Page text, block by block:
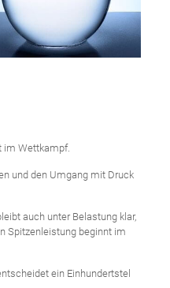
im Wettkampf.
und den Umgang mit Druck
auch unter Belastung klar,
Spitzenleistung beginnt im
ein Einhundertstel